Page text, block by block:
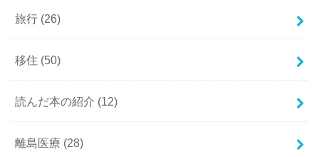
旅行 (26)
移住 (50)
読んだ本の紹介 (12)
離島医療 (28)